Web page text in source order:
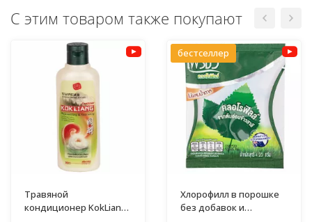
С этим товаром также покупают
Травяной
кондиционер KokLiang
бестселлер
Хлорофилл в порошке
без добавок и